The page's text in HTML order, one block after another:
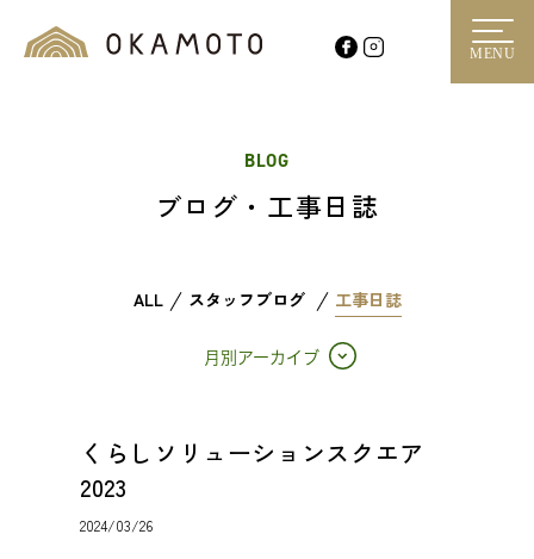
MENU
BLOG
ブログ・工事日誌
ALL スタッフブログ 工事日誌
月別アーカイブ
くらしソリューションスクエア
2023
2024/03/26